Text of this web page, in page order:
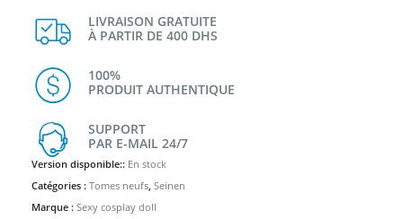
LIVRAISON GRATUITE
À PARTIR DE 400 DHS
100%
PRODUIT AUTHENTIQUE
SUPPORT
PAR E-MAIL 24/7
Version disponible:: En stock
Catégories : Tomes neufs, Seinen
Marque : Sexy cosplay doll